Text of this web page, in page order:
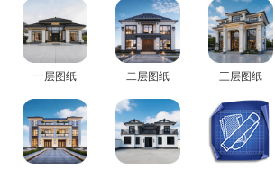
一层图纸 二层图纸 三层图纸